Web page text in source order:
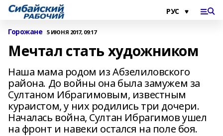
Горожане 5 ИЮНЯ 2017, 09:17
Мечтал стать художником
Наша мама родом из Абзелиловского
района. До войны она была замужем за
Султаном Ибрагимовым, известным
кураистом, у них родились три дочери.
Началась война, Султан Ибрагимов ушел
на фронт и навеки остался на поле боя.